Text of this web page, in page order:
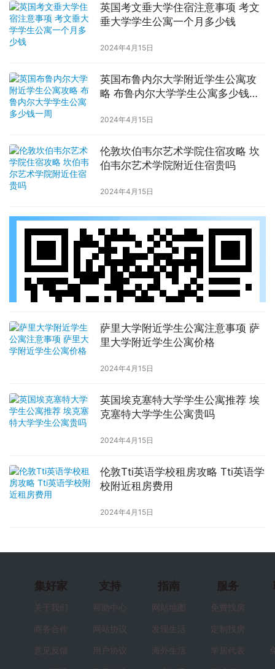
英国考文垂大学住宿注意事项 考文
垂大学学生公寓一个月多少钱
2024年4月15日
英国布鲁内尔大学附近学生公寓攻
略 布鲁内尔大学学生公寓多少钱一
2024年4月15日
伦敦坎伯韦尔艺术学院住宿攻略 坎
伯韦尔艺术学院附近住宿贵吗
2024年4月15日
萨里大学附近学生公寓注意事项 萨
里大学附近学生公寓价格
2024年4月15日
英国埃克塞特大学学生公寓推荐 埃
克塞特大学学生公寓贵吗
2024年4月15日
伦敦Tti英语学校租房攻略 Tti英语学
校附近租房费用
2024年4月15日
集好家
关于我们
商务合作
意见反馈
支持
帮助中心
网站协议
用户协议
指南
网站地图
发现生活
海外生活
服务
免费找房
定制找房
学居代表